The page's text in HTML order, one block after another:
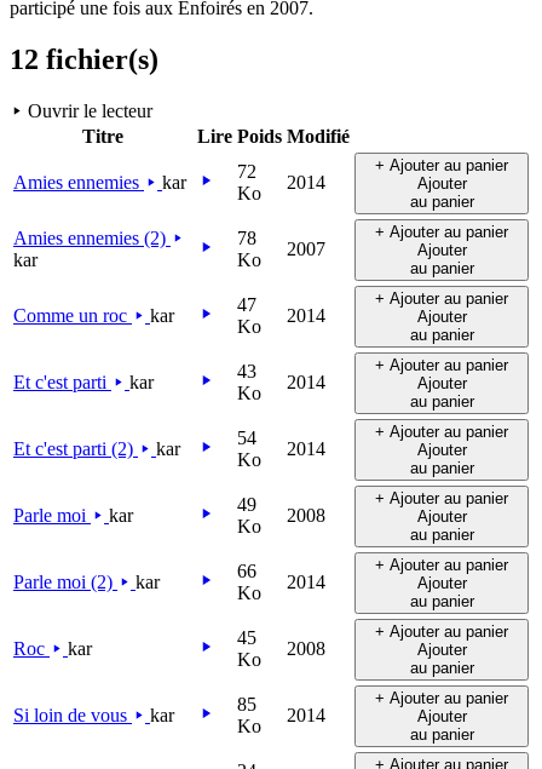
participé une fois aux Enfoirés en 2007.
12 fichier(s)
Ouvrir le lecteur
Titre
Lire Poids Modifié
Amies ennemies kar
72
Ko
2014
+ Ajouter au panier
Ajouter
au panier
Amies ennemies (2)
kar
78
Ko
2007
+ Ajouter au panier
Ajouter
au panier
Comme un roc kar
47
Ko
2014
+ Ajouter au panier
Ajouter
au panier
Et c'est parti kar
43
Ko
2014
+ Ajouter au panier
Ajouter
au panier
Et c'est parti (2) kar
54
Ko
2014
+ Ajouter au panier
Ajouter
au panier
Parle moi kar
49
Ko
2008
+ Ajouter au panier
Ajouter
au panier
Parle moi (2) kar
66
Ko
2014
+ Ajouter au panier
Ajouter
au panier
Roc kar
45
Ko
2008
+ Ajouter au panier
Ajouter
au panier
Si loin de vous kar
85
Ko
2014
+ Ajouter au panier
Ajouter
au panier
+ Ajouter au panier